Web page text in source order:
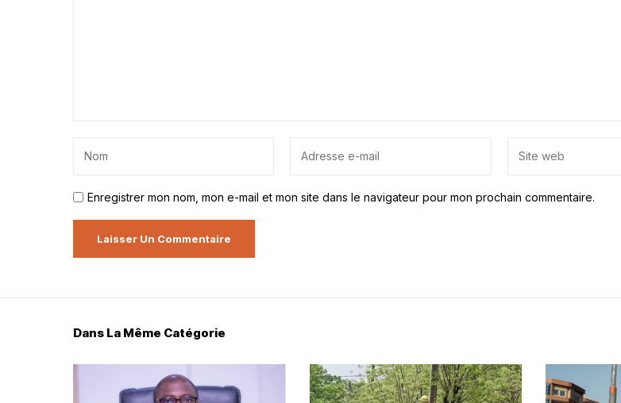
Enregistrer mon nom, mon e-mail et mon site dans le navigateur pour mon prochain commentaire.
Dans La Même Catégorie